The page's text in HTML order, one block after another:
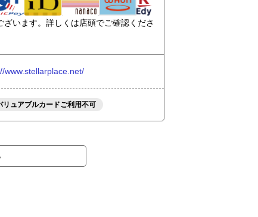
います。詳しくは店頭でご確認くださ
www.stellarplace.net/
リュアブルカードご利用不可